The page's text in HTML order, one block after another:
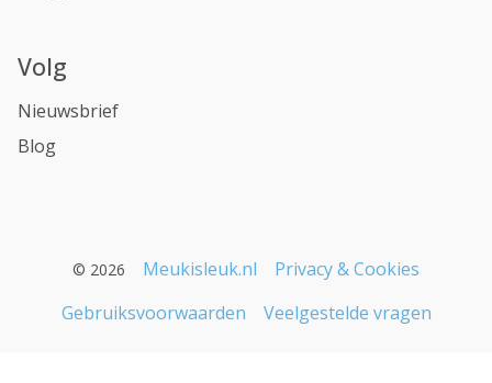
Volg
Nieuwsbrief
Blog
© 2026 Meukisleuk.nl
Privacy & Cookies
Gebruiksvoorwaarden
Veelgestelde vragen